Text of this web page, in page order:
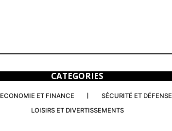
CATEGORIES
ECONOMIE ET FINANCE SÉCURITÉ ET DÉFENSE
LOISIRS ET DIVERTISSEMENTS